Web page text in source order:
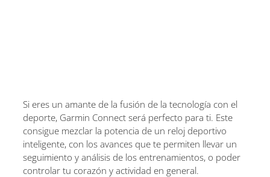
Si eres un amante de la fusión de la tecnología con el
deporte, Garmin Connect será perfecto para ti. Este
consigue mezclar la potencia de un reloj deportivo
inteligente, con los avances que te permiten llevar un
seguimiento y análisis de los entrenamientos, o poder
controlar tu corazón y actividad en general.